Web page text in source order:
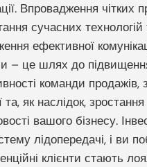
Впровадження чітких
сучасних технологій
ефективної
– це шлях до
команди продажів,
та, як наслідок, зростання
вашого бізнесу.
лідопередачі, і ви
клієнти стають